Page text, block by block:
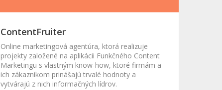
ContentFruiter
Online marketingová agentúra, ktorá realizuje
projekty založené na aplikácii Funkčného Content
Marketingu s vlastným know-how, ktoré firmám a
ich zákazníkom prinášajú trvalé hodnoty a
vytvárajú z nich informačných lídrov.